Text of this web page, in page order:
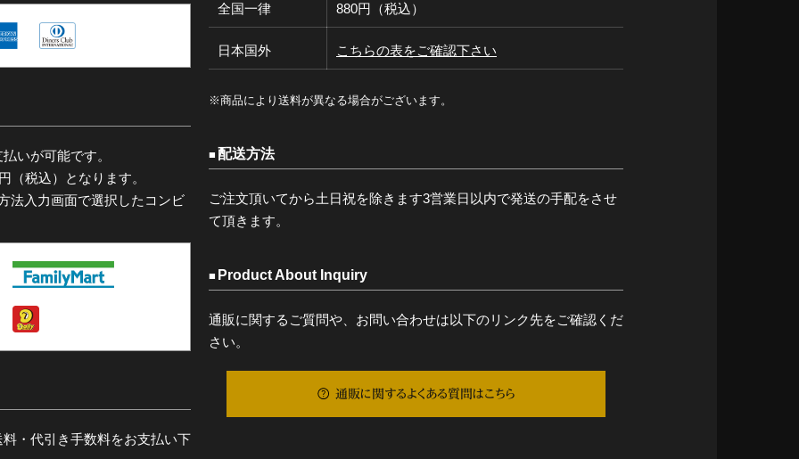
いが可能です。
（税込）となります。
法入力画面で選択したコンビ
・代引き手数料をお支払い下
全国一律 880円（税込）
日本国外 こちらの表をご確認下さい
※商品により送料が異なる場合がございます。
配送方法
ご注文頂いてから土日祝を除きます3営業日以内で発送の手配をさせ
て頂きます。
Product About Inquiry
通販に関するご質問や、お問い合わせは以下のリンク先をご確認くだ
さい。
通販に関するよくある質問はこちら